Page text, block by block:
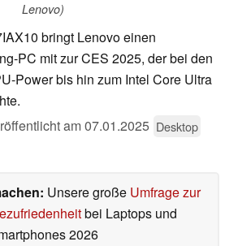
Lenovo)
bringt Lenovo einen
PC mit zur CES 2025, der bei den
Power bis hin zum Intel Core Ultra
am07.01.2025 Desktop
Unsere große Umfrage zur
bei Laptops und
2026